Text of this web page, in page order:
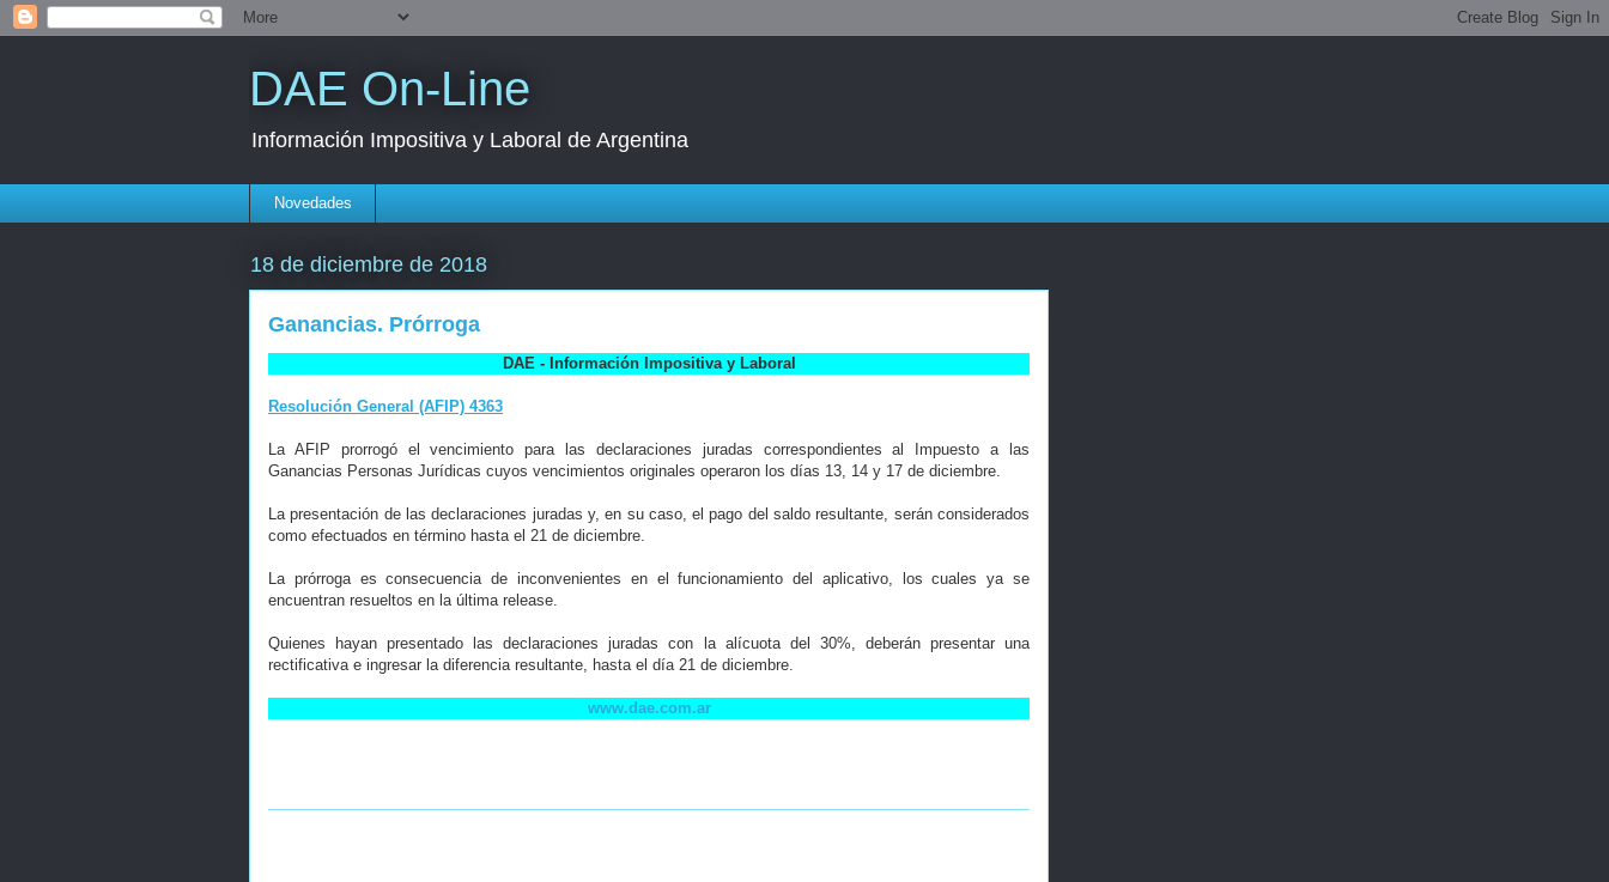
DAE On-Line
Información Impositiva y Laboral de Argentina
Novedades
18 de diciembre de 2018
Ganancias. Prórroga
DAE - Información Impositiva y Laboral
Resolución General (AFIP) 4363
La AFIP prorrogó el vencimiento para las declaraciones juradas correspondientes al Impuesto a las
Ganancias Personas Jurídicas cuyos vencimientos originales operaron los días 13, 14 y 17 de diciembre.
La presentación de las declaraciones juradas y, en su caso, el pago del saldo resultante, serán considerados
como efectuados en término hasta el 21 de diciembre.
La prórroga es consecuencia de inconvenientes en el funcionamiento del aplicativo, los cuales ya se
encuentran resueltos en la última release.
Quienes hayan presentado las declaraciones juradas con la alícuota del 30%, deberán presentar una
rectificativa e ingresar la diferencia resultante, hasta el día 21 de diciembre.
www.dae.com.ar